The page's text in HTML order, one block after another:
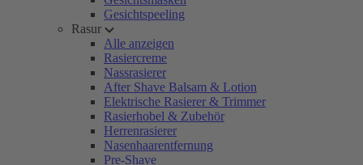
Gesichtspeeling
Rasur
Alle anzeigen
Rasiercreme
Nassrasierer
After Shave Balsam & Lotion
Elektrische Rasierer & Trimmer
Rasierhobel & Zubehör
Herrenrasierer
Nasenhaarentfernung
Pre-Shave